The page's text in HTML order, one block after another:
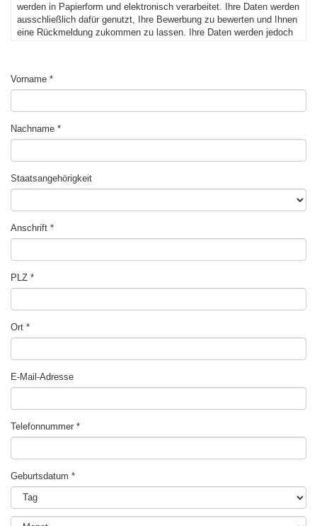
werden in Papierform und elektronisch verarbeitet. Ihre Daten werden
ausschließlich dafür genutzt, Ihre Bewerbung zu bewerten und Ihnen
eine Rückmeldung zukommen zu lassen. Ihre Daten werden jedoch
ähnlichen Voraussetzungen suchen. Der Verantwortliche ist Caritas
Berichtigung und Löschung zu verlangen. Für die Kenntnisnahme
vollständigen Datenschutzhinweis.
Vorname
Nachname
Staatsangehörigkeit
Anschrift
PLZ
Ort
E-Mail-Adresse
Telefonnummer
Geburtsdatum